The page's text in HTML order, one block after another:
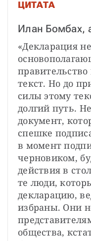
ЦИТАТА
Илан Бомбах,
«Декларация
текст. Но до
силы этому
долгий путь.
документ,
спешке
в момент
черновиком,
действия в
те люди,
декларацию,
избраны. Они
общества,